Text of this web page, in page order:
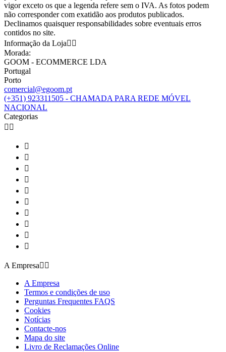
vigor exceto os que a legenda refere sem o IVA. As fotos podem
não corresponder com exatidão aos produtos publicados.
Declinamos quaisquer responsabilidades sobre eventuais erros
contidos no site.
Informação da Loja 
Morada:
GOOM - ECOMMERCE LDA
Portugal
Porto
comercial@egoom.pt
(+351) 923311505 - CHAMADA PARA REDE MÓVEL
NACIONAL
Categorias
 










A Empresa 
A Empresa
Termos e condições de uso
Perguntas Frequentes FAQS
Cookies
Notícias
Contacte-nos
Mapa do site
Livro de Reclamações Online